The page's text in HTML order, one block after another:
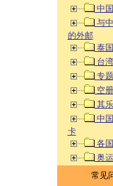
中
与
的外邮
泰
台
专
空册
其
中
卡
各
奥
常见